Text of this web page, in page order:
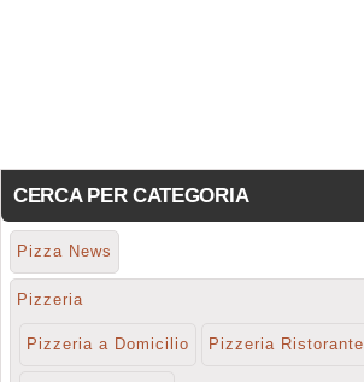
CERCA PER CATEGORIA
Pizza News
Pizzeria
Pizzeria a Domicilio Pizzeria Ristorante